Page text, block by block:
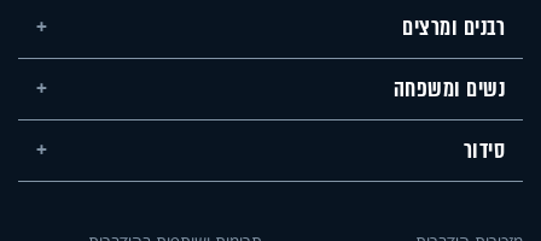
רבנים ומרצים
נשים ומשפחה
סידור